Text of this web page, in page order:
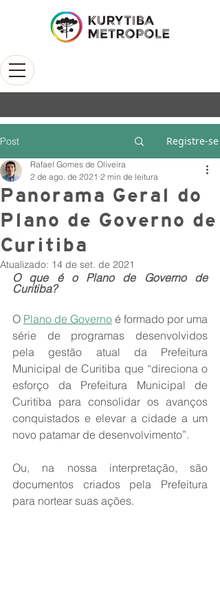
Post Registre-se
Panorama Geral do
Plano de Governo de
Curitiba
Rafael Gomes de Oliveira
2 de ago. de 2021 2 min de leitura
Atualizado: 14 de set. de 2021
O que é o Plano de Governo de
Curitiba?
O Plano de Governo é formado por uma
série de programas desenvolvidos
pela gestão atual da Prefeitura
Municipal de Curitiba que “direciona o
esforço da Prefeitura Municipal de
Curitiba para consolidar os avanços
conquistados e elevar a cidade a um
novo patamar de desenvolvimento”.
Ou, na nossa interpretação, são
documentos criados pela Prefeitura
para nortear suas ações.